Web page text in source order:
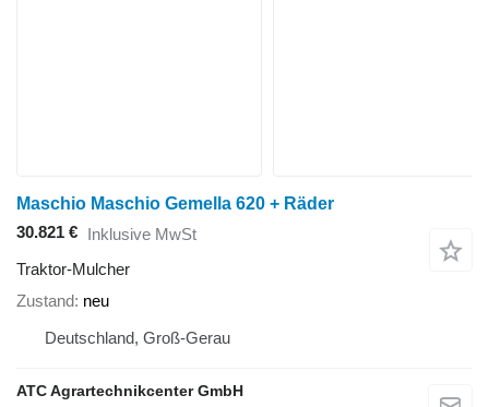
Maschio Maschio Gemella 620 + Räder
30.821 € Inklusive MwSt
Traktor-Mulcher
Zustand neu
Deutschland, Groß-Gerau
ATC Agrartechnikcenter GmbH